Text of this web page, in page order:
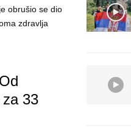
obrušio se dio
zdravlja
33